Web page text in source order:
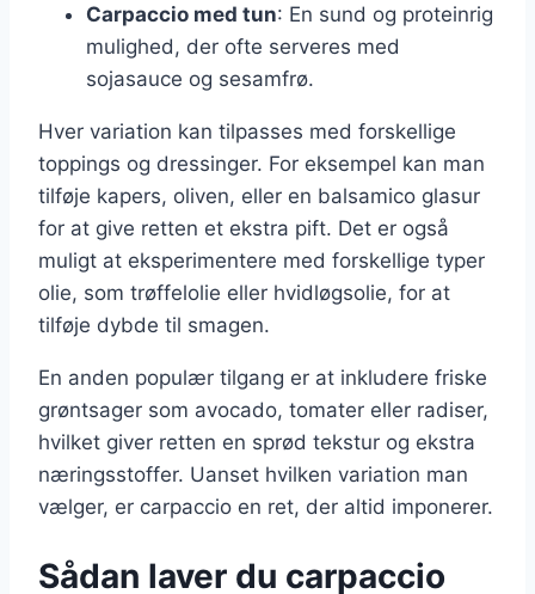
Carpaccio med tun: En sund og proteinrig
mulighed, der ofte serveres med
sojasauce og sesamfrø.
Hver variation kan tilpasses med forskellige
toppings og dressinger. For eksempel kan man
tilføje kapers, oliven, eller en balsamico glasur
for at give retten et ekstra pift. Det er også
muligt at eksperimentere med forskellige typer
olie, som trøffelolie eller hvidløgsolie, for at
tilføje dybde til smagen.
En anden populær tilgang er at inkludere friske
grøntsager som avocado, tomater eller radiser,
hvilket giver retten en sprød tekstur og ekstra
næringsstoffer. Uanset hvilken variation man
vælger, er carpaccio en ret, der altid imponerer.
Sådan laver du carpaccio